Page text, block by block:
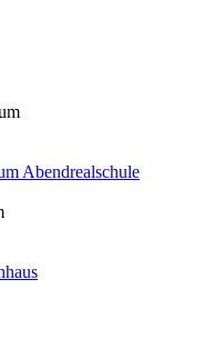
Abendrealschule